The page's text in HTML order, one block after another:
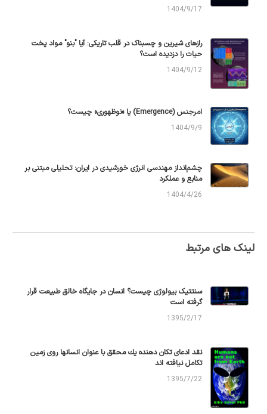
1404/9/17
رازهای شیرین و چسبناک در قلب تاریکی: آیا "بنو" مواد پخت
حیات را دزدیده است؟
1404/9/12
امرجنس (Emergence) یا «نوظهوری» چیست؟
1404/9/9
چشم‌انداز مهندسی انرژی خورشیدی در ایران: تحلیلی مبتنی بر
منابع و عملکرد
1404/4/26
لینک های مرتبط
سنتتیک بیولوژی چیست؟ انسان در جایگاه خالق طبیعت قرار
گرفته است
1395/2/17
نقد ادعای تكان دهنده يك محقق با عنوان انسانها روی زمين
تكامل نيافته اند
1395/7/22